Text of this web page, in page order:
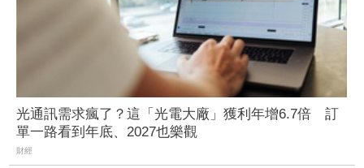
光通訊需求瘋了？這「光電大廠」獲利年增6.7倍 訂
單一路看到年底、2027也樂觀
財經